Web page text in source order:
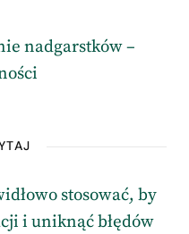
nadgarstków –
stosować, by
i uniknąć błędów